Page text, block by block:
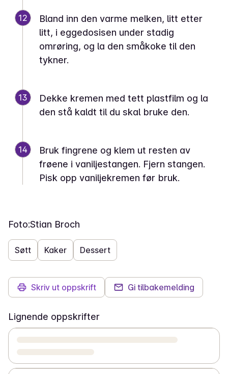
12
Bland inn den varme melken, litt etter
litt, i eggedosisen under stadig
omrøring, og la den småkoke til den
tykner.
13
Dekke kremen med tett plastfilm og la
den stå kaldt til du skal bruke den.
14
Bruk fingrene og klem ut resten av
frøene i vaniljestangen. Fjern stangen.
Pisk opp vaniljekremen før bruk.
Foto:Stian Broch
Søtt Kaker Dessert
Skriv ut oppskrift Gi tilbakemelding
Lignende oppskrifter